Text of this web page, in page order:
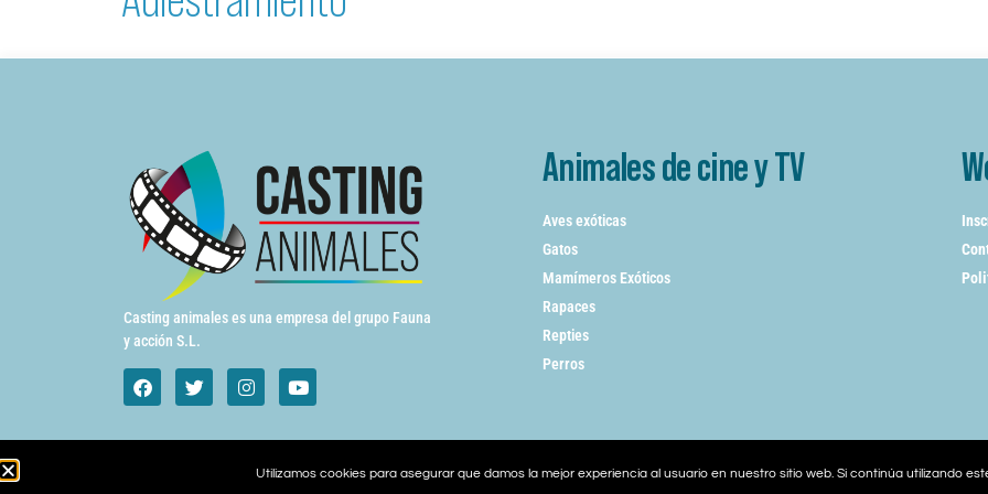
Casting animales es una empresa del grupo Fauna
y acción S.L.
Animales de cine y TV
Aves exóticas
Gatos
Mamímeros Exóticos
Rapaces
Repties
Perros
Utilizamos cookies para asegurar que damos la mejor experiencia al usuario en nuestro sitio web. Si continúa utilizando